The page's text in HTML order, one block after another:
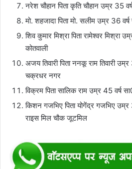
नरेश चौहान पिता कृति चौहान उम्र 35
मो. शहजादा पिता मो. सलीम उम्र 36 वर्ष
शिव कुमार मिश्रा पिता रामेश्वर मिश्रा
कोतवाली
अजय तिवारी पिता ननकू राम तिवारी
चक्रधर नगर
विक्रम पिता सालिक राम उम्र 45 वर्ष
किशन गजभिए पिता योगेंद्र गजभिए उम्र
राइस मिल चौक जूटमिल